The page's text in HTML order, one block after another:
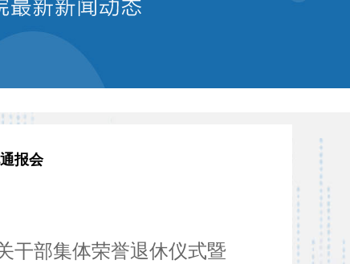
报会
干部集体荣誉退休仪式暨